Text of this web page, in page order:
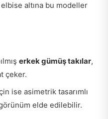
altına bu modeller
erkek gümüş takılar,
çeker.
ise asimetrik tasarımlı
elde edilebilir.